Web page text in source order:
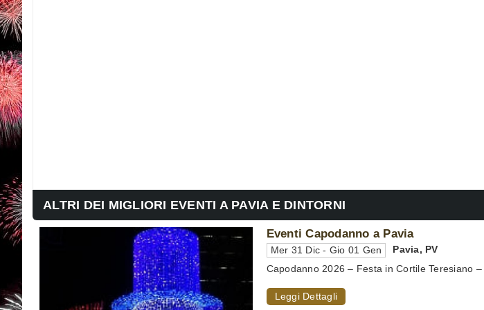
ALTRI DEI MIGLIORI EVENTI A PAVIA E DINTORNI
Eventi Capodanno a Pavia
Mer 31 Dic - Gio 01 Gen Pavia, PV
Capodanno 2026 – Festa in Cortile Teresiano
Leggi Dettagli